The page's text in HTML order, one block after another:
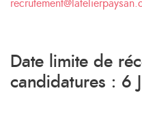
Date limite de
candidatures : 6